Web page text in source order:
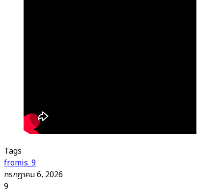
Tags
fromis_9
กรกฎาคม 6, 2026
9